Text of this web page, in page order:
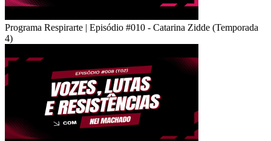
Programa Respirarte | Episódio #010 - Catarina Zidde (Temporada
4)